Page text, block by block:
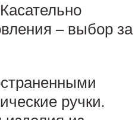
– выбор за
ручки.